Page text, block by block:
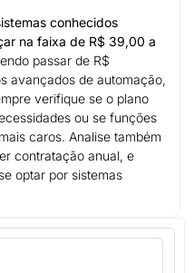
conhecidos
na faixa de R$ 39,00 a
passar de R$
avançados de automação,
verifique se o plano
ou se funções
caros. Analise também
contratação anual, e
optar por sistemas